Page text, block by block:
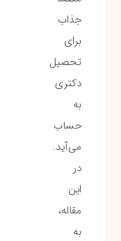
جذاب
برای
تحصیل
دکتری
به
حساب
می‌آید.
در
این
مقاله،
به